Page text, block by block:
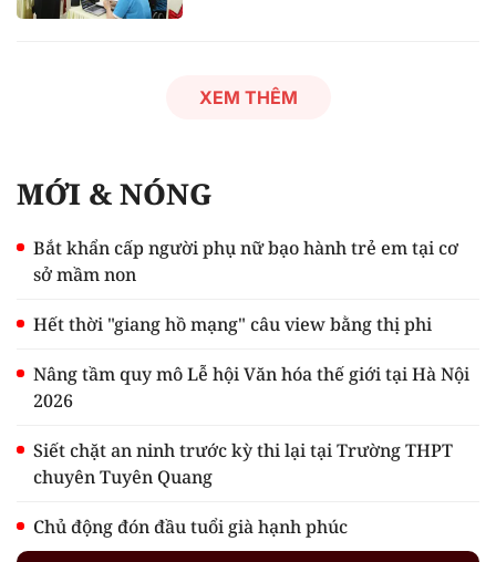
XEM THÊM
MỚI & NÓNG
Bắt khẩn cấp người phụ nữ bạo hành trẻ em tại cơ
sở mầm non
Hết thời "giang hồ mạng" câu view bằng thị phi
Nâng tầm quy mô Lễ hội Văn hóa thế giới tại Hà Nội
2026
Siết chặt an ninh trước kỳ thi lại tại Trường THPT
chuyên Tuyên Quang
Chủ động đón đầu tuổi già hạnh phúc